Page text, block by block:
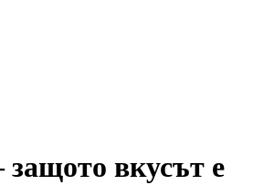
вкусът е